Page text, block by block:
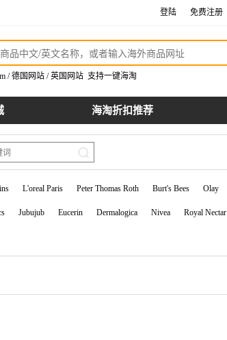
登陆 免费注册
/德国网站 /英国网站 支持一键海淘
海淘折扣推荐
L'oreal Paris Peter Thomas Roth Burt's Bees Olay
Jubujub Eucerin Dermalogica Nivea Royal Nectar